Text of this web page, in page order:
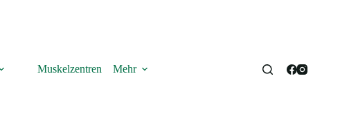
Muskelzentren Mehr